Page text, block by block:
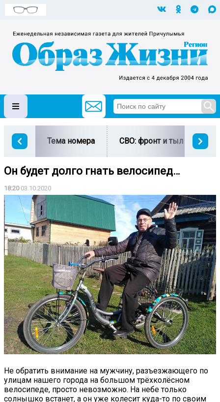
Тема номера СВО: фронт и тыл
Он будет долго гнать велосипед…
18:2003.10.2020
Не обратить внимание на мужчину, разъезжающего по
улицам нашего города на большом трёхколёсном
велосипеде, просто невозможно. На небе только
солнышко встанет, а он уже колесит куда-то по своим